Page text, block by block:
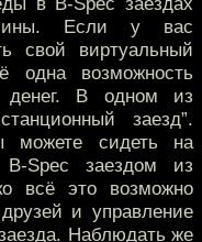
Если у вас
свой виртуальный
одна возможность
денег. В одном из
заезд”.
можете сидеть на
Spec заездом из
всё это возможно
и управление
Наблюдать же